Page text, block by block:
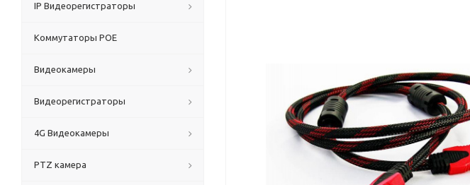
IP Видеорегистраторы
Коммутаторы POE
Видеокамеры
Видеорегистраторы
4G Видеокамеры
PTZ камера